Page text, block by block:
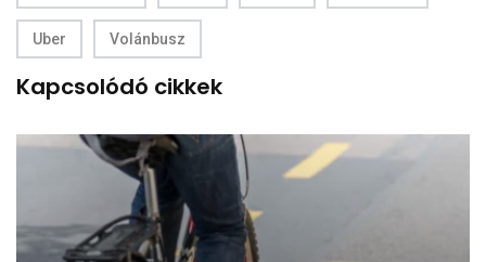
Uber Volánbusz
Kapcsolódó cikkek